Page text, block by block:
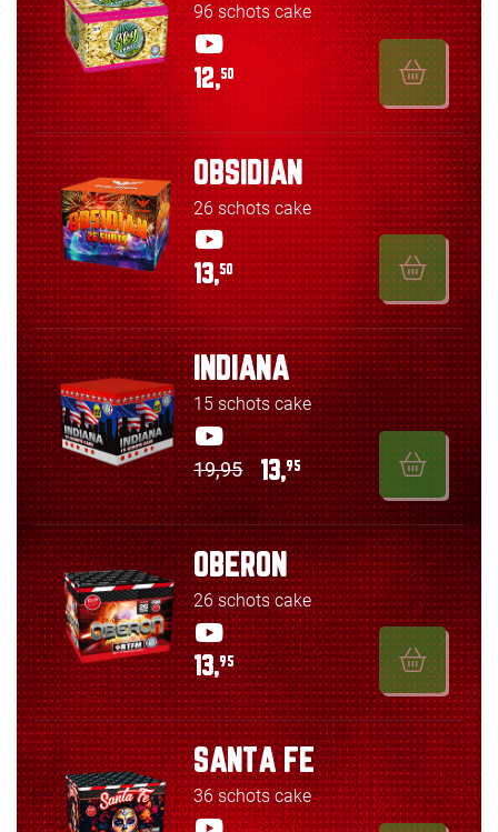
96 schots cake
12,50
OBSIDIAN
26 schots cake
13,50
INDIANA
15 schots cake
19,95 13,95
OBERON
26 schots cake
13,95
SANTA FE
36 schots cake